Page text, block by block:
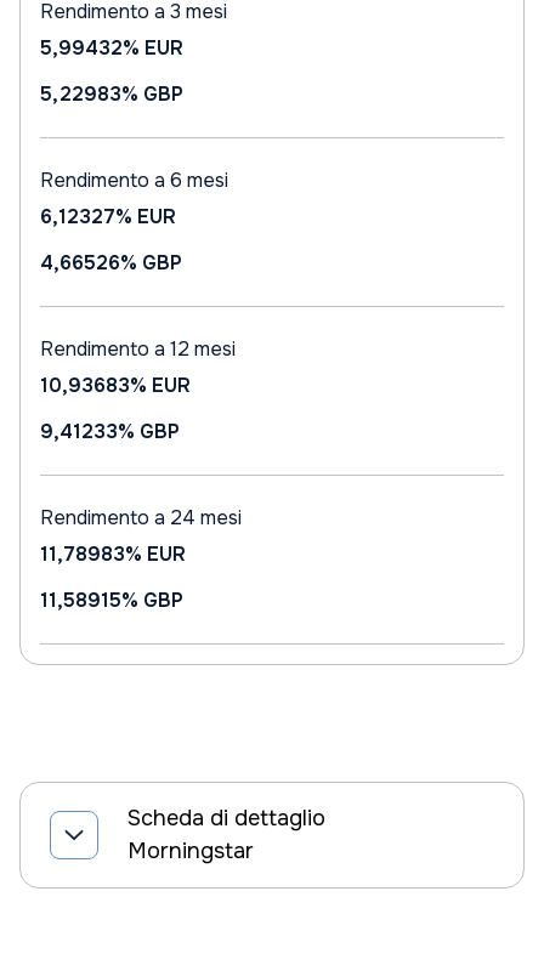
Rendimento a 3 mesi
5,99432% EUR
5,22983% GBP
Rendimento a 6 mesi
6,12327% EUR
4,66526% GBP
Rendimento a 12 mesi
10,93683% EUR
9,41233% GBP
Rendimento a 24 mesi
11,78983% EUR
11,58915% GBP
Scheda di dettaglio
Morningstar